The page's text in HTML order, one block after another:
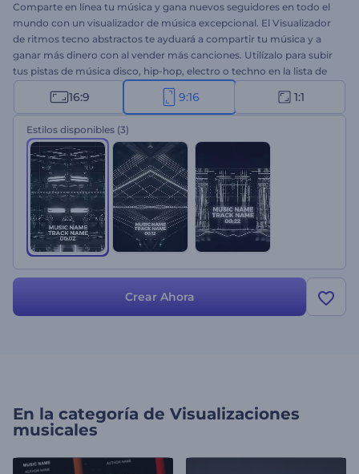
Comparte en línea tu música y gana nuevos seguidores en todo el
mundo con un visualizador de música excepcional. El Visualizador
de ritmos tecno abstractos te ayduará a compartir tu música y a
ganar más dinero con al vender más canciones. Utilízalo para subir
tus pistas de música disco, hip-hop, electro o techno en la lista de
sencillos más vendidos en las listas de éxitos musicales de todo el
mundo. Sube tu canción y espera unos minutos para obtener tu
visualizador de audio de alta resolución. Ideal para lanzamientos de
sencillos de DJ, lanzamientos de nuevos álbumes, portadas de listas
de reproducción y muchos proyectos más. ¡Pruebalo ahora!
16:9 9:16 1:1
Estilos disponibles (3)
Crear Ahora
En la categoría de Visualizaciones
musicales